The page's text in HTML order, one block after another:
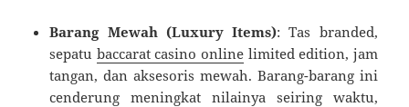
Barang Mewah (Luxury Items): Tas branded,
sepatu baccarat casino online limited edition, jam
tangan, dan aksesoris mewah. Barang-barang ini
cenderung meningkat nilainya seiring waktu,